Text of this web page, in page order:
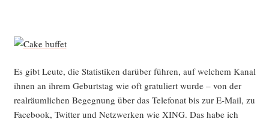
Es gibt Leu­te, die Sta­tis­ti­ken dar­über füh­ren, auf wel­chem Kanal
ihnen an ihrem Geburts­tag wie oft gra­tu­liert wur­de – von der
real­räum­li­chen Begeg­nung über das Tele­fo­nat bis zur E‑Mail, zu
Face­book, Twit­ter und Netz­wer­ken wie XING. Das habe ich